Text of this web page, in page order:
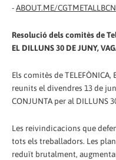
-ABOUT.ME/CGTMETALLBCN
Resolució dels comitès de
EL DILLUNS 30 DE JUNY,
Els comitès de TELEFÒNICA,
reunits el divendres 13 de
CONJUNTA per al DILLUNS
Les reivindicacions que
tots els treballadors. Les
reduït brutalment,